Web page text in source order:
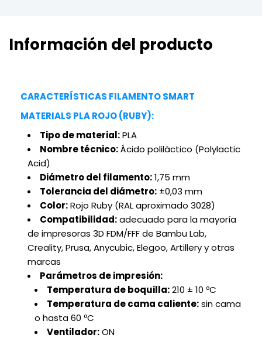
Información del producto
CARACTERÍSTICAS FILAMENTO SMART
MATERIALS PLA ROJO (RUBY):
Tipo de material:PLA
Nombre técnico:Ácido poliláctico (Polylactic
Acid)
Diámetro del filamento:1,75 mm
Tolerancia del diámetro: ±0,03 mm
Color:Rojo Ruby (RAL aproximado 3028)
Compatibilidad:adecuado para la mayoría
de impresoras 3D FDM/FFF de Bambu Lab,
Creality, Prusa, Anycubic, Elegoo, Artillery y otras
marcas
Parámetros de impresión:
Temperatura de boquilla:210 ± 10 ºC
Temperatura de cama caliente:sin cama
o hasta 60 ºC
Ventilador:ON